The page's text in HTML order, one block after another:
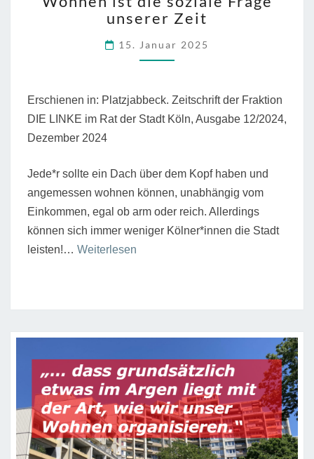
DIE
FRAGE
UNSERER
unserer Zeit
15. Januar 2025
Erschienen in: Platzjabbeck. Zeitschrift der Fraktion
DIE LINKE im Rat der Stadt Köln, Ausgabe 12/2024,
Dezember 2024
Jede*r sollte ein Dach über dem Kopf haben und
angemessen wohnen können, unabhängig vom
Einkommen, egal ob arm oder reich. Allerdings
können sich immer weniger Kölner*innen die Stadt
leisten!… Weiterlesen
Zeit”